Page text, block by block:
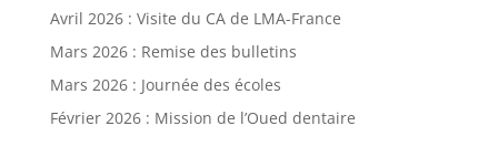
Avril 2026 : Visite du CA de LMA-France
Mars 2026 : Remise des bulletins
Mars 2026 : Journée des écoles
Février 2026 : Mission de l’Oued dentaire